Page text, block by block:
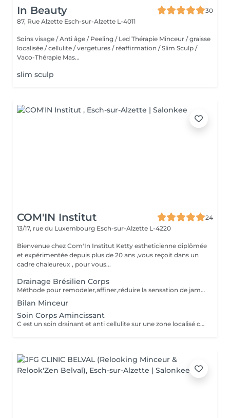
In Beauty
30
87, Rue Alzette Esch-sur-Alzette L-4011
Soins visage / Anti âge / Peeling / Led Thérapie Minceur / graisse
localisée / cellulite / vergetures / réaffirmation / Slim Sculp /
Vaco-Thérapie Mas...
slim sculp
COM'IN Institut
24
13/17, rue du Luxembourg Esch-sur-Alzette L-4220
Bienvenue chez Com'In Institut Ketty estheticienne diplômée
et expérimentée depuis plus de 20 ans ,vous reçoit dans un
cadre chaleureux , pour vous...
Drainage Brésilien Corps
Méthode pour remodeler,affiner,réduire la sensation de jambes lourdes ,rétention d eau,améliorer la circulation sanguine et lymphatique,detoxifier,réduire la cellulite. Effet détente et favorise la relaxation
Bilan Minceur
Soin Corps Amincissant
C est un soin drainant et anti cellulite sur une zone localisé comme les bras, ou le ventre